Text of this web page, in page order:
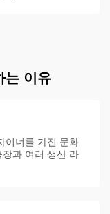
는 이유
이너를 가진 문화
과 여러 생산 라